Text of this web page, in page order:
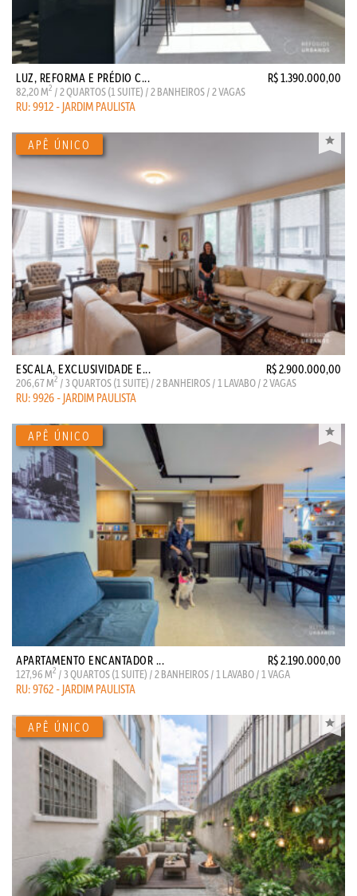
LUZ, REFORMA E PRÉDIO C... R$ 1.390.000,00
82,20 M2 / 2 QUARTOS (1 SUITE) / 2 BANHEIROS / 2 VAGAS
RU: 9912 - JARDIM PAULISTA
ESCALA, EXCLUSIVIDADE E... R$ 2.900.000,00
206,67 M2 / 3 QUARTOS (1 SUITE) / 2 BANHEIROS / 1 LAVABO / 2 VAGAS
RU: 9926 - JARDIM PAULISTA
APARTAMENTO ENCANTADOR ... R$ 2.190.000,00
127,96 M2 / 3 QUARTOS (1 SUITE) / 2 BANHEIROS / 1 LAVABO / 1 VAGA
RU: 9762 - JARDIM PAULISTA